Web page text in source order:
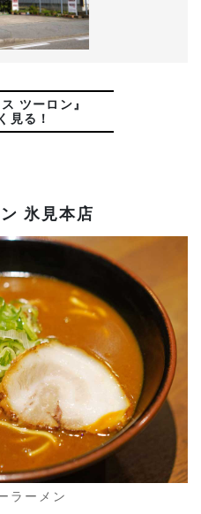
ツーロン』
見る！
氷見本店
ラーメン